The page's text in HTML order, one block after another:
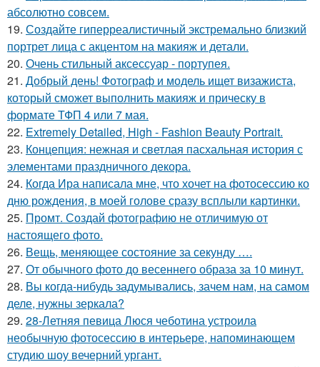
абсолютно совсем.
19. Создайте гиперреалистичный экстремально близкий
портрет лица с акцентом на макияж и детали.
20. Очень стильный аксессуар - портупея.
21. Добрый день! Фотограф и модель ищет визажиста,
который сможет выполнить макияж и прическу в
формате ТФП 4 или 7 мая.
22. Extremely Detailed, High - Fashion Beauty Portrait.
23. Концепция: нежная и светлая пасхальная история с
элементами праздничного декора.
24. Когда Ира написала мне, что хочет на фотосессию ко
дню рождения, в моей голове сразу всплыли картинки.
25. Промт. Создай фотографию не отличимую от
настоящего фото.
26. Вещь, меняющее состояние за секунду ….
27. От обычного фото до весеннего образа за 10 минут.
28. Вы когда-нибудь задумывались, зачем нам, на самом
деле, нужны зеркала?
29. 28-Летняя певица Люся чеботина устроила
необычную фотосессию в интерьере, напоминающем
студию шоу вечерний ургант.